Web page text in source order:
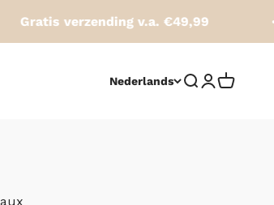
Gratis verzending v.a. €49,99
Nederlands Zoeken